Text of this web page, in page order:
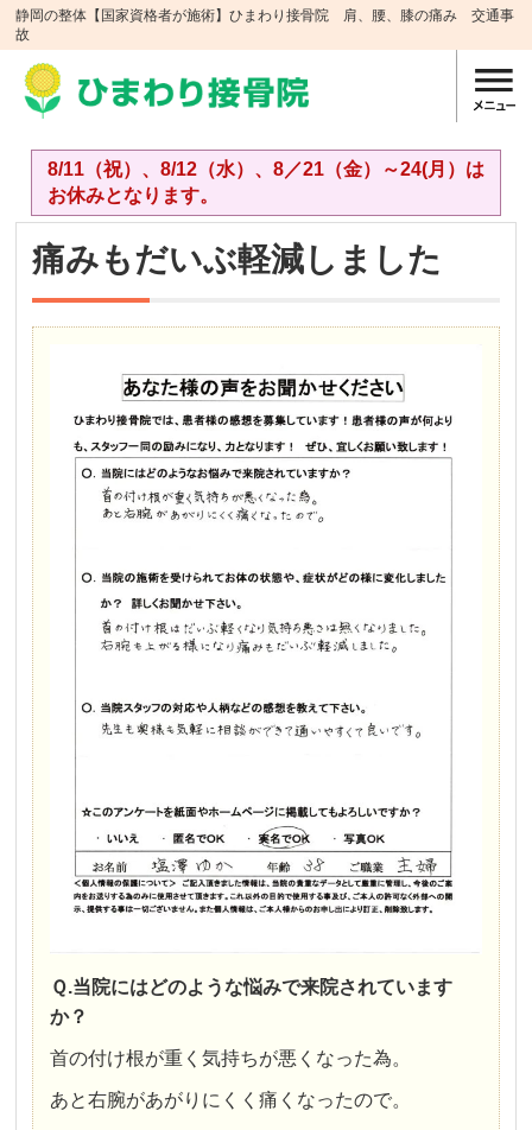
静岡の整体【国家資格者が施術】ひまわり接骨院 肩、腰、膝の痛み 交通事
故
8/11（祝）、8/12（水）、8／21（金）～24(月）は
お休みとなります。
痛みもだいぶ軽減しました
Ｑ.当院にはどのような悩みで来院されています
か？
首の付け根が重く気持ちが悪くなった為。
あと右腕があがりにくく痛くなったので。